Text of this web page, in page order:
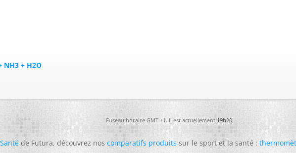
NH3 + H2O
Fuseau horaire GMT +1. Il est actuellement19h20.
Santéde Futura, découvrez noscomparatifs produitssur le sport et la santé :